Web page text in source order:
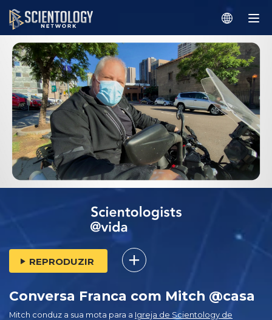
REPRODUZIR
Conversa Franca com Mitch @casa
Mitch conduz a sua mota para a Igreja de Scientology de